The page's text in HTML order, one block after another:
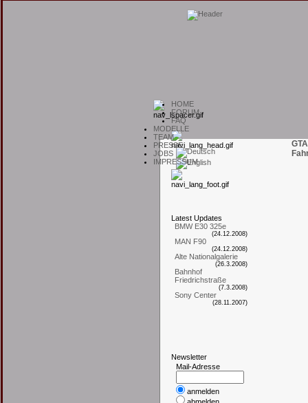
HOME
FORUM
FAQ
MODELLE
TEAM
PRESSE
JOBS
IMPRESSUM
L atest Updates
BMW E30 325e
(24.12.2008)
MAN F90
(24.12.2008)
Alte Nationalgalerie
(26.3.2008)
Bahnhof
Friedrichstraße
(7.3.2008)
Sony Center
(28.11.2007)
Newsletter
Mail-Adresse
anmelden